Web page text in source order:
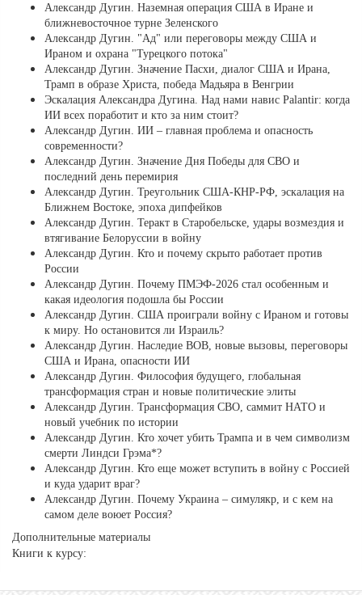
Александр Дугин. Наземная операция США в Иране и
ближневосточное турне Зеленского
Александр Дугин. "Ад" или переговоры между США и
Ираном и охрана "Турецкого потока"
Александр Дугин. Значение Пасхи, диалог США и Ирана,
Трамп в образе Христа, победа Мадьяра в Венгрии
Эскалация Александра Дугина. Над нами навис Palantir: когда
ИИ всех поработит и кто за ним стоит?
Александр Дугин. ИИ – главная проблема и опасность
современности?
Александр Дугин. Значение Дня Победы для СВО и
последний день перемирия
Александр Дугин. Треугольник США-КНР-РФ, эскалация на
Ближнем Востоке, эпоха дипфейков
Александр Дугин. Теракт в Старобельске, удары возмездия и
втягивание Белоруссии в войну
Александр Дугин. Кто и почему скрыто работает против
России
Александр Дугин. Почему ПМЭФ-2026 стал особенным и
какая идеология подошла бы России
Александр Дугин. США проиграли войну с Ираном и готовы
к миру. Но остановится ли Израиль?
Александр Дугин. Наследие ВОВ, новые вызовы, переговоры
США и Ирана, опасности ИИ
Александр Дугин. Философия будущего, глобальная
трансформация стран и новые политические элиты
Александр Дугин. Трансформация СВО, саммит НАТО и
новый учебник по истории
Александр Дугин. Кто хочет убить Трампа и в чем символизм
смерти Линдси Грэма*?
Александр Дугин. Кто еще может вступить в войну с Россией
и куда ударит враг?
Александр Дугин. Почему Украина – симулякр, и с кем на
самом деле воюет Россия?
Дополнительные материалы
Книги к курсу: